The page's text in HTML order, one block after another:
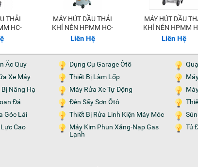
HC-
MÁY HÚT DẦU THẢI
KHÍ NÉN HPMM HC-
2297
Liên Hệ
MÁY HÚT DẦU THẢI
KHÍ NÉN HPMM
2090
Liên Hệ
Ăc Quy Dụng Cụ Garage Ôtô
Xe Máy
Thiết Bị Làm Lốp
Bị Nâng Hạ
Máy Rửa Xe Tự Động
Đá
Đèn Sấy Sơn Ôtô
Góc Lái
Thiết Bị Rửa Linh Kiện Máy Móc
Lực Cao
Máy Kim Phun Xăng-Nạp Gas
Lạnh
Tủ